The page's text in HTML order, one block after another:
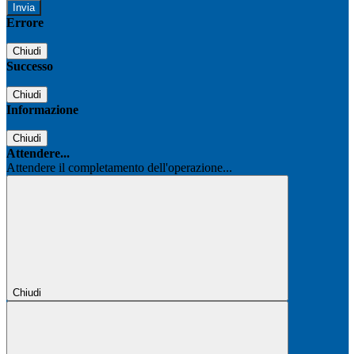
Errore
Chiudi
Successo
Chiudi
Informazione
Chiudi
Attendere...
Attendere il completamento dell'operazione...
Chiudi